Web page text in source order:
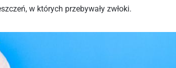
w których przebywały zwłoki.